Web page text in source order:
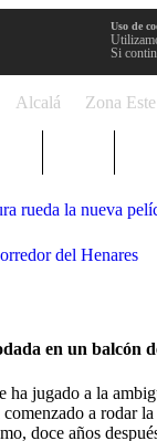
Uso de
Si
Alcalá Zona Este
rueda la nueva
del Henares
en un balcón
ha jugado a la
a rodar
doce años